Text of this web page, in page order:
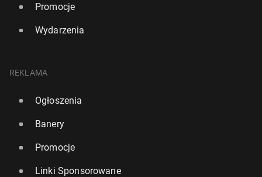
Promocje
Wydarzenia
REKLAMA
Ogłoszenia
Banery
Promocje
Linki Sponsorowane